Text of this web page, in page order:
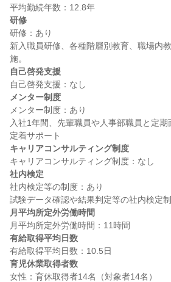
研修
研修：あり
新入職員研修、各種階層別教育、職場内
自己啓発支援
メンター制度
メンター制度：あり
入社1年間、先輩職員や人事部職員と定
キャリアコンサルティング制度
社内検定
社内検定等の制度：あり
月平均所定外労働時間
有給取得平均日数
育児休業取得者数
女性：育休取得者14名（対象者14名）